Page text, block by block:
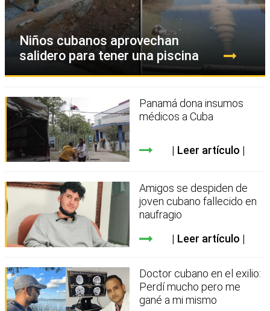
Niños cubanos aprovechan
salidero para tener una piscina
Panamá dona insumos
médicos a Cuba
Leer artículo
Amigos se despiden de
joven cubano fallecido en
naufragio
Leer artículo
Doctor cubano en el exilio:
Perdí mucho pero me
gané a mi mismo